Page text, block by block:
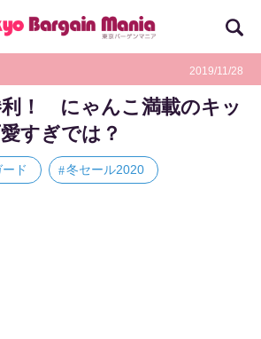
2019/11/28
利！ にゃんこ満載のキッ
すぎでは？
ド 冬セール2020